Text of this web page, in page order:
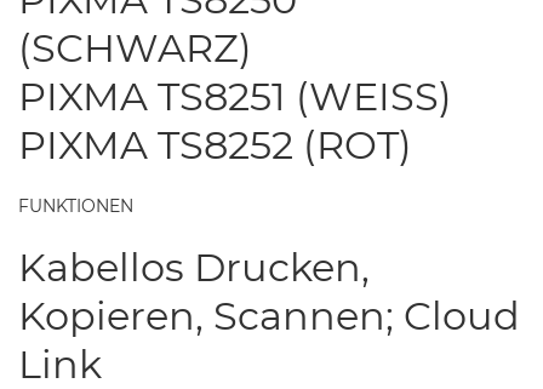
(SCHWARZ)
PIXMA TS8251 (WEISS)
PIXMA TS8252 (ROT)
FUNKTIONEN
Kabellos Drucken,
Kopieren, Scannen; Cloud
Link